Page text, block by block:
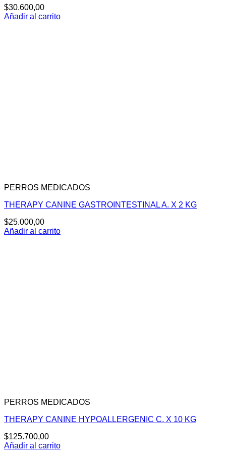
$30.600,00
Añadir al carrito
PERROS MEDICADOS
THERAPY CANINE GASTROINTESTINAL A. X 2 KG
$25.000,00
Añadir al carrito
PERROS MEDICADOS
THERAPY CANINE HYPOALLERGENIC C. X 10 KG
$125.700,00
Añadir al carrito